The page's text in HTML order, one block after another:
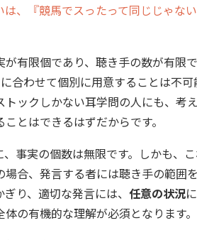
は、『競馬でスったって同じじゃな
有限個であり、聴き手の数が有限
合わせて個別に用意することは不
ックしかない耳学問の人にも、考
とはできるはずだからです。
事実の個数は無限です。しかも、こ
合、発言する者には聴き手の範囲
り、適切な発言には、 任意の状況
の有機的な理解が必須となります。